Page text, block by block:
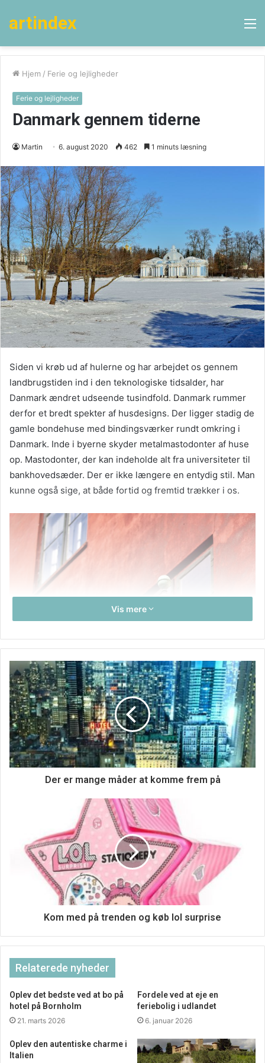
artindex
Hjem / Ferie og lejligheder
Ferie og lejligheder
Danmark gennem tiderne
Martin 6. august 2020 462 1 minuts læsning
Siden vi krøb ud af hulerne og har arbejdet os gennem
landbrugstiden ind i den teknologiske tidsalder, har
Danmark ændret udseende tusindfold. Danmark rummer
derfor et bredt spekter af husdesigns. Der ligger stadig de
gamle bondehuse med bindingsværker rundt omkring i
Danmark. Inde i byerne skyder metalmastodonter af huse
op. Mastodonter, der kan indeholde alt fra universiteter til
bankhovedsæder. Der er ikke længere en entydig stil. Man
kunne også sige, at både fortid og fremtid trækker i os.
Hvor fortiden udstråler varme og ‘kom hen til mig’, så
udstråler fremtidens huse noget koldt og råt.
med denne type design. Mastodont design.
Vis mere
Der er mange måder at komme frem på
Kom med på trenden og køb lol surprise
Relaterede nyheder
Oplev det bedste ved at bo på
hotel på Bornholm
21. marts 2026
Fordele ved at eje en
feriebolig i udlandet
6. januar 2026
Oplev den autentiske charme i
Italien